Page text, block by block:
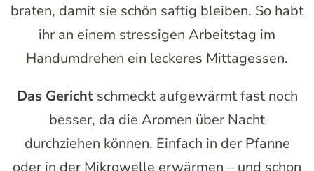
braten, damit sie schön saftig bleiben. So habt
ihr an einem stressigen Arbeitstag im
Handumdrehen ein leckeres Mittagessen.
Das Gerichtschmeckt aufgewärmt fast noch
besser, da die Aromen über Nacht
durchziehen können. Einfach in der Pfanne
oder in der Mikrowelle erwärmen – und schon